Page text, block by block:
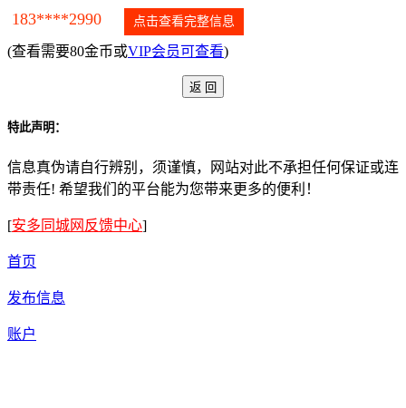
183****2990 点击查看完整信息
(查看需要80金币或VIP会员可查看)
特此声明：
信息真伪请自行辨别，须谨慎，网站对此不承担任何保证或连
带责任! 希望我们的平台能为您带来更多的便利！
[安多同城网反馈中心]
首页
发布信息
账户